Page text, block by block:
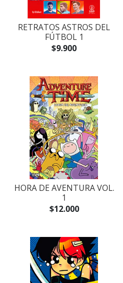
RETRATOS ASTROS DEL
FÚTBOL 1
$9.900
HORA DE AVENTURA VOL.
1
$12.000